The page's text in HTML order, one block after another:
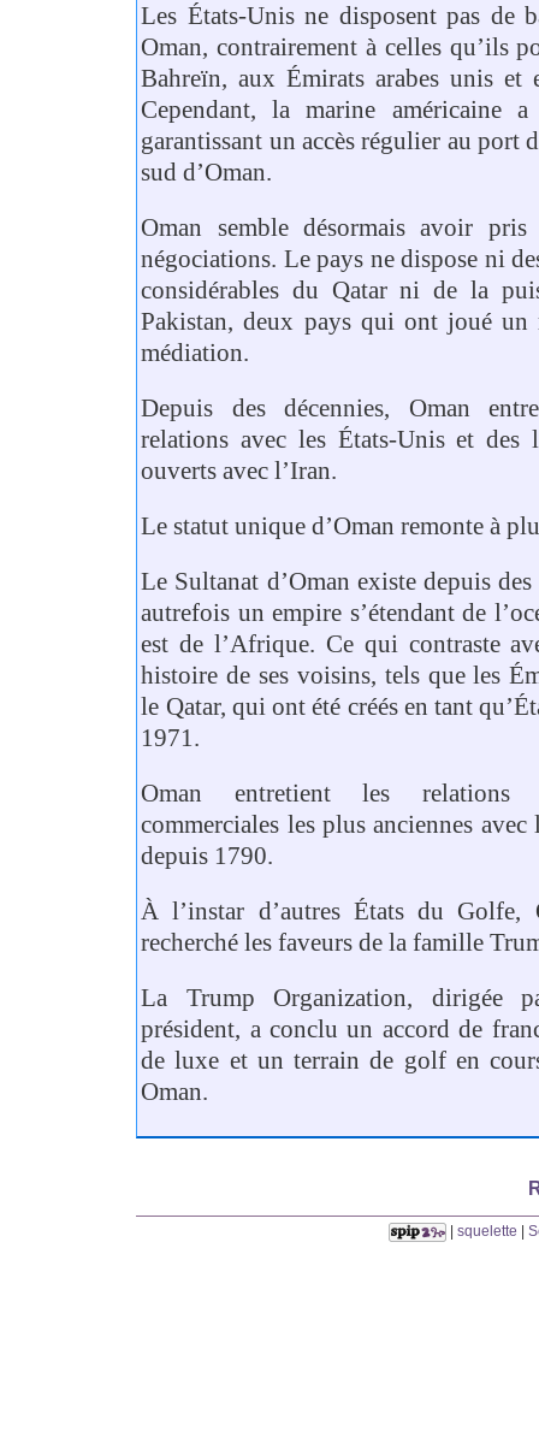
Les États-Unis ne disposent pas de
Oman, contrairement à celles qu’ils
Bahreïn, aux Émirats arabes unis et
Cependant, la marine américaine
garantissant un accès régulier au port
sud d’Oman.
Oman semble désormais avoir
négociations. Le pays ne dispose ni
considérables du Qatar ni de la
Pakistan, deux pays qui ont joué
médiation.
Depuis des décennies, Oman
relations avec les États-Unis et des
ouverts avec l’Iran.
Le statut unique d’Oman remonte à
Le Sultanat d’Oman existe depuis
autrefois un empire s’étendant de
est de l’Afrique. Ce qui contraste
histoire de ses voisins, tels que les
le Qatar, qui ont été créés en tant
1971.
Oman entretient les relations
commerciales les plus anciennes avec
depuis 1790.
À l’instar d’autres États du Golfe,
recherché les faveurs de la famille
La Trump Organization, dirigée
président, a conclu un accord de
de luxe et un terrain de golf en
Oman.
| squelette |